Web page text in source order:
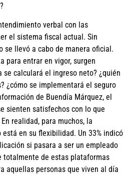
verbal con las
el sistema fiscal actual. Sin
se llevó a cabo de manera oficial.
para entrar en vigor, surgen
se calculará el ingreso neto? ¿quién
¿cómo se implementará el seguro
de Buendía Márquez, el
sienten satisfechos con lo que
realidad, para muchos, la
en su flexibilidad. Un 33% indicó
si pasara a ser un empleado
totalmente de estas plataformas
aquellas personas que viven al día